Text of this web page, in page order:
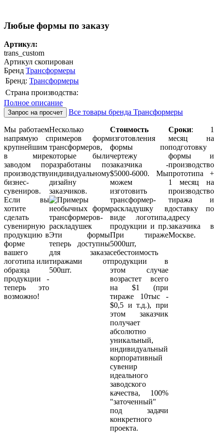
Любые формы по заказу
Артикул:
trans_custom
Артикул скопирован
Бренд Трансформеры
Бренд: Трансформеры
Страна производства:
Полное описание
Запрос на просчет Все товары бренда Трансформеры
Мы работаем
напрямую с
крупнейшим
в мире
заводом по
производству
бизнес-
сувениров.
Если вы
хотите
сделать
сувенирную
продукцию в
форме
вашего
логотипа или
образца
продукции -
теперь это
возможно!
Несколько
примеров форм
трансформеров,
которые были
разработаны по
индивидуальному
дизайну
заказчиков.
Эти формы
теперь доступны
для заказа
тиражами от
500шт.
Стоимость
изготовления
формы по
чертежу
заказчика -
$5000-6000. Мы
можем
изготовить
трансформер-
раскладушку в
виде логотипа,
продукции и пр.
При тираже
5000шт,
себестоимость
продукции в
этом случае
возрастет всего
на $1 (при
тираже 10тыс -
$0,5 и т.д.), при
этом заказчик
получает
абсолютно
уникальный,
индивидуальный
корпоративный
сувенир
идеального
заводского
качества, 100%
"заточенный"
под задачи
конкретного
проекта.
Сроки: 1
месяц на
подготовку
формы и
производство
прототипа +
1 месяц на
производство
тиража и
доставку по
адресу
заказчика в
Москве.